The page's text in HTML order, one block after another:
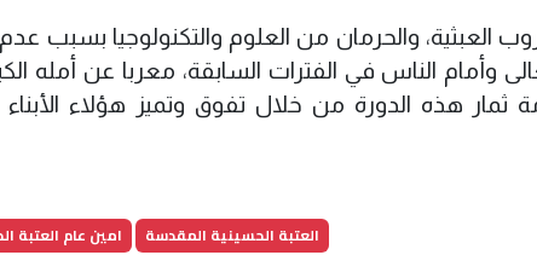
العبثية، والحرمان من العلوم والتكنولوجيا بسبب
وأمام الناس في الفترات السابقة، معربا عن أمله
ثمار هذه الدورة من خلال تفوق وتميز هؤلاء الأبناء
العتبة الحسينية المقدسة امين عام العتبة